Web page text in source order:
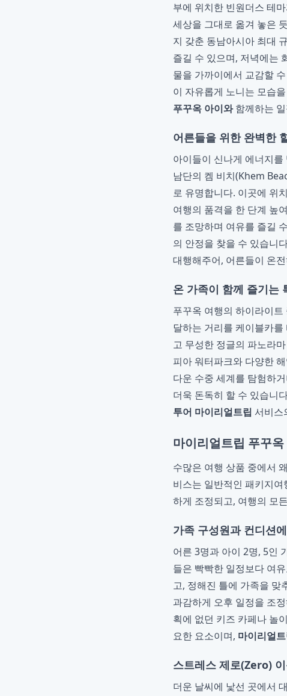
부에 위치한 빈원더스 테
세상을 그대로 옮겨 놓은
지 갖춘 동남아시아 최대
즐길 수 있으며, 저녁에는
물을 가까이에서 교감할
이 자유롭게 노니는 모습
푸꾸옥 아이와함께하는 일
어른들을 위한 완벽한
아이들이 신나게 에너지
남단의 켐 비치(Khem
로 유명합니다. 이곳에 위
여행의 품격을 한 단계 높
를 조망하며 여유를 즐길
의 안정을 찾을 수 있습니
대행해주어, 어른들이 온
온 가족이 함께 즐기는
푸꾸옥 여행의 하이라이
달하는 거리를 케이블카
고 무성한 정글의 파노라
피아 워터파크와 다양한
다운 수중 세계를 탐험하
더욱 돈독히 할 수 있습니
투어 마이리얼트립 서비스
마이리얼트립 푸꾸
수많은 여행 상품 중에서
비스는 일반적인 패키지
하게 조정되고, 여행의 모
가족 구성원과 컨디션
어른 3명과 아이 2명, 5인
들은 빡빡한 일정보다 여
고, 정해진 틀에 가족을 맞
과감하게 오후 일정을 조
획에 없던 키즈 카페나 놀
요한 요소이며, 마이리얼
스트레스 제로(Zero)
더운 날씨에 낯선 곳에서